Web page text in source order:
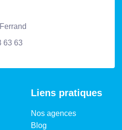
63 63
Liens pratiques
Nos agences
Blog